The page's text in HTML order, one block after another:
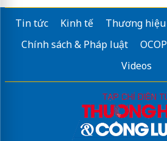
Tin tức Kinh tế Thương hiệu
Chính sách & Pháp luật
OCOP
Videos